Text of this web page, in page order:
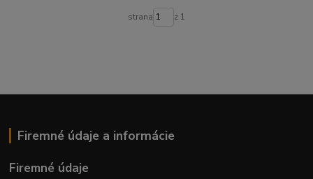
strana z 1
Firemné údaje a informácie
Firemné údaje